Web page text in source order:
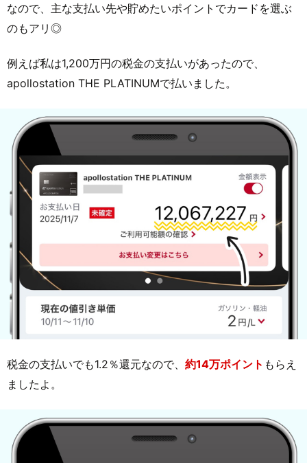
なので、主な支払い先や貯めたいポイントでカードを選ぶ
のもアリ◎
例えば私は1,200万円の税金の支払いがあったので、
apollostation THE PLATINUMで払いました。
税金の支払いでも1.2％還元なので、 約14万ポイント もらえ
ましたよ。